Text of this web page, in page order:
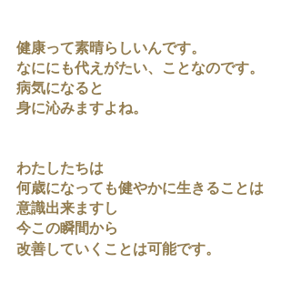
健康って素晴らしいんです。
なににも代えがたい、ことなのです。
病気になると
身に沁みますよね。
わたしたちは
何歳になっても健やかに生きることは
意識出来ますし
今この瞬間から
改善していくことは可能です。